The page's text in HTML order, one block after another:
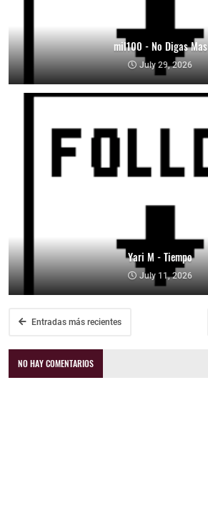
mil100 - No Digas Mas
July 29, 2026
Yari M - Tiempo
July 11, 2026
Entradas más recientes
NO HAY COMENTARIOS